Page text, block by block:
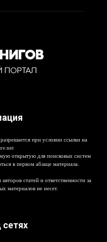
при условии ссылки на
открытую для поисковых систем
в первом абзаце материала.
статей и ответственности за
материалов не несет.